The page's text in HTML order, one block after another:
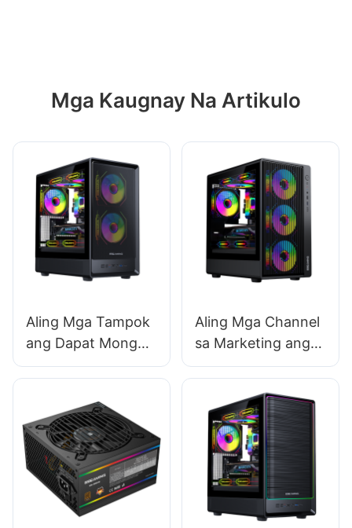
Mga Kaugnay Na Artikulo
Aling Mga Tampok
ang Dapat Mong
Hanapin sa Isang
Gaming PC Case?
Aling Mga Channel
sa Marketing ang
Pinakamabisa Para
ng Kaso ng Gaming
PC?